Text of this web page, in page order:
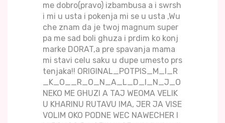
me dobro(pravo) izbambusa a i swrsh
i mi u usta i pokenja mi se u usta ,Wu
che znam da je twoj magnum super
pa me sad boli ghuza i prdim ko konj
marke DORAT,a pre spavanja mama
mi stavi celu saku u dupe umesto prs
tenjaka!! ORIGINAL_POTPIS_M_I_R
_K_O__R_O_N_A_L_D_I_N_J_O
NEKO ME GHUZI A TAJ WEOMA VELIK
U KHARINU RUTAVU IMA, JER JA VISE
VOLIM OKO PODNE WEC NAWECHER I